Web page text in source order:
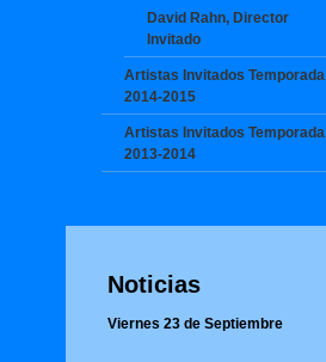
David Rahn, Director
Invitado
Artistas Invitados Temporada
2014-2015
Artistas Invitados Temporada
2013-2014
Noticias
Viernes 23 de Septiembre